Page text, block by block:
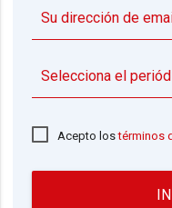
Acepto lostérminos